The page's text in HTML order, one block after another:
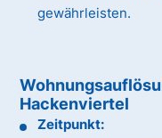
gewährleisten.
Hackenviertel
Zeitpunkt: